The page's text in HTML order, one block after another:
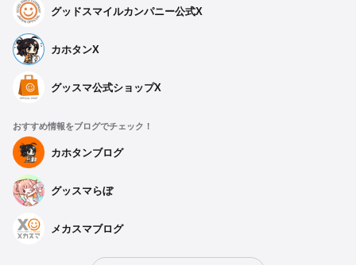
グッドスマイルカンパニー公式X
カホタンX
グッスマ公式ショップX
おすすめ情報をブログでチェック！
カホタンブログ
グッスマらぼ
メカスマブログ